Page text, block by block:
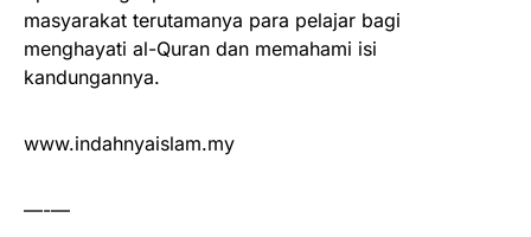
masyarakat terutamanya para pelajar bagi
menghayati al-Quran dan memahami isi
kandungannya.
www.indahnyaislam.my
—-—